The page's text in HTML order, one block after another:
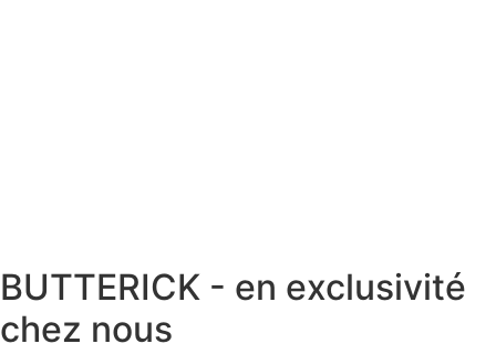
BUTTERICK - en exclusivité
chez nous